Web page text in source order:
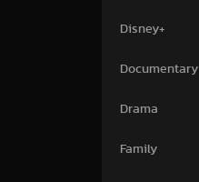
Disney+
Documentary
Drama
Family